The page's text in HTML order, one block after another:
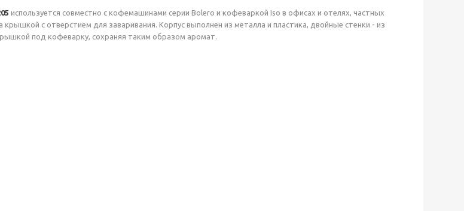
используется совместно с кофемашинами серии Bolero и кофеваркой Iso в офисах и отелях, частных
с отверстием для заваривания. Корпус выполнен из металла и пластика, двойные стенки - из
под кофеварку, сохраняя таким образом аромат.